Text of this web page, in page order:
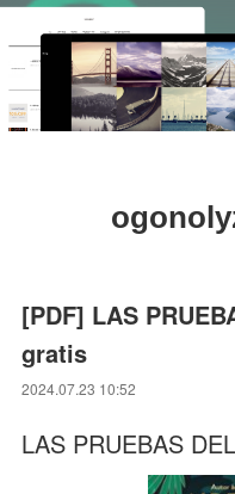
[PDF] LAS
gratis
2024.07.23 10:52
LAS PRUEBAS